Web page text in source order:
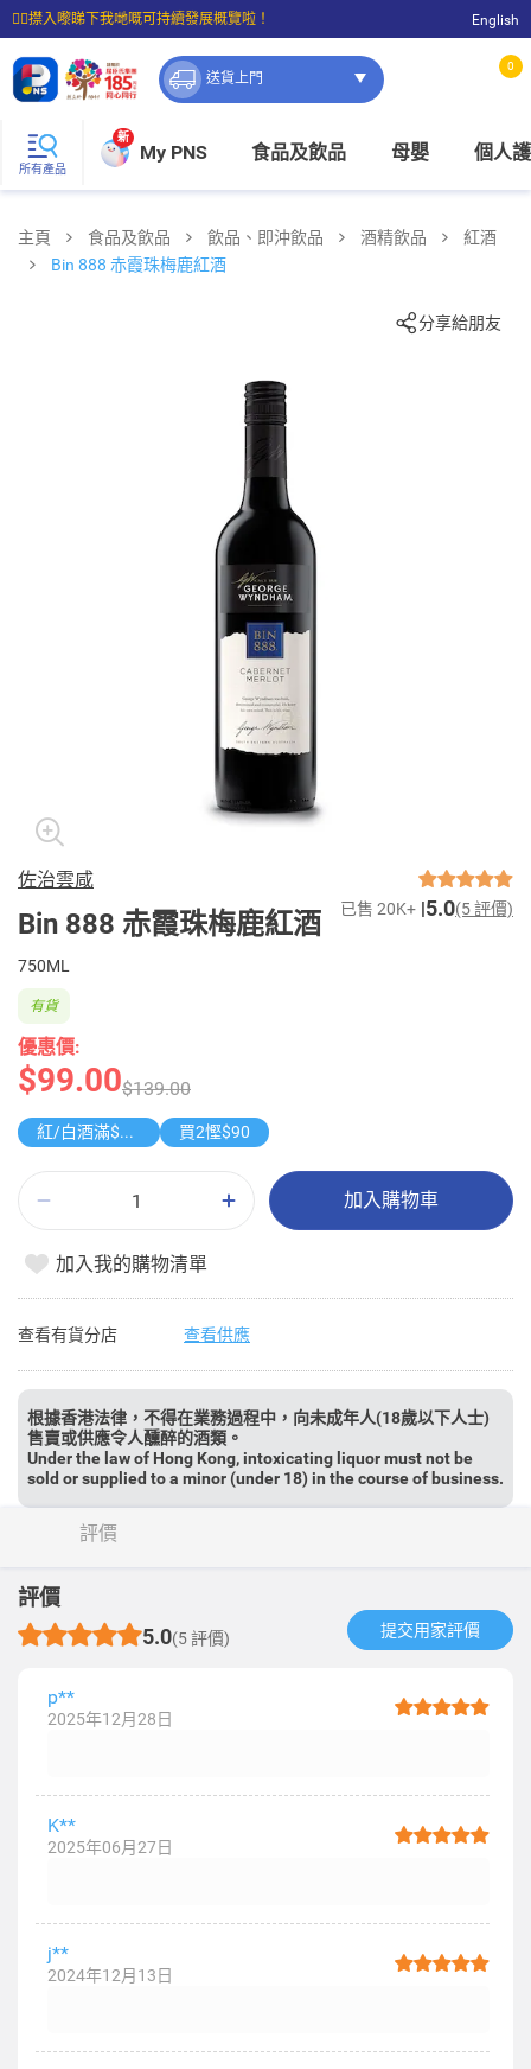
☝🏼㩒入嚟睇下我哋嘅可持續發展概覽啦！
⭐購物滿$399即享免費送貨；滿$100即可免費店取。
English
送貨上門
0
所有產品
新
My PNS 食品及飲品 母嬰 個人
主頁 食品及飲品 飲品、即沖飲品 酒精飲品
紅酒
Bin 888 赤霞珠梅鹿紅酒
分享給朋友
佐治雲咸
Bin 888 赤霞珠梅鹿紅酒 已售 20K+ 5.0(5 評價)
750ML
優惠價:
$99.00$139.00
有貨
紅/白酒滿$500享8折 買2慳$90
加入購物車
加入我的購物清單
查看有貨分店 查看供應
根據香港法律，不得在業務過程中，向未成年人(18歲以下人士)
售賣或供應令人醺醉的酒類。
Under the law of Hong Kong, intoxicating liquor must not be
sold or supplied to a minor (under 18) in the course of business.
評價
評價
5.0(5 評價) 提交用家評價​
p**
2025年12月28日
K**
2025年06月27日
j**
2024年12月13日